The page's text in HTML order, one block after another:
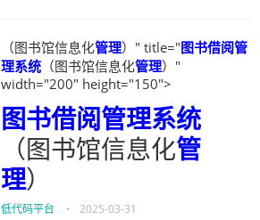
（图书馆信息化管理）" title="图书借阅管
理系统 （图书馆信息化管理）"
width="200" height="150">
图书借阅管理系统
（图书馆信息化管
理）
低代码平台 • 2025-03-31